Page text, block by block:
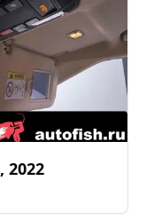
, 2022